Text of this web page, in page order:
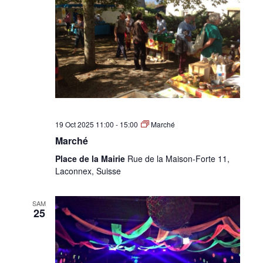
19 Oct 2025 11:00 - 15:00 Marché
Marché
Place de la Mairie Rue de la Maison-Forte 11,
Laconnex, Suisse
SAM
25